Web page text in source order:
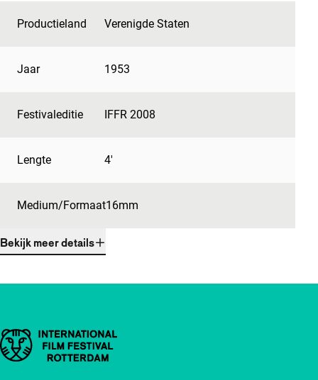
Productieland Verenigde Staten
Jaar 1953
Festivaleditie IFFR 2008
Lengte 4'
Medium/Formaat16mm
Bekijk meer details
Belangrijke links